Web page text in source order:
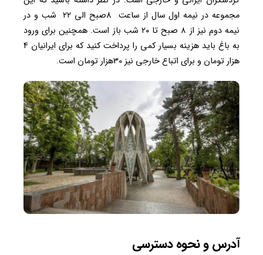
مجموعه در نیمه اول سال از ساعت 8صبح الی ۲۲ شب و در
نیمه دوم نیز از ۸ صبح تا ۲۰ شب باز است. همچنین برای ورود
به باغ باید هزینه بسیار کمی را پرداخت کنید که برای ایرانیان ۴
هزار تومان و برای اتباع خارجی نیز 30هزار تومان است.
آدرس و نحوه دسترسی